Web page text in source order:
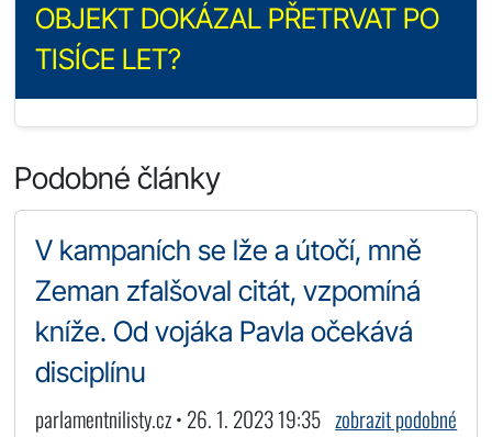
OBJEKT DOKÁZAL PŘETRVAT PO
TISÍCE LET?
Podobné články
V kampaních se lže a útočí, mně
Zeman zfalšoval citát, vzpomíná
kníže. Od vojáka Pavla očekává
disciplínu
parlamentnilisty.cz • 26. 1. 2023 19:35 zobrazit podobné